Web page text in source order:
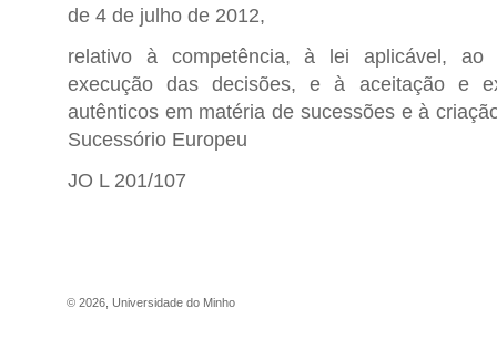
de 4 de julho de 2012,
relativo à competência, à lei aplicável, ao
execução das decisões, e à aceitação e
autênticos em matéria de sucessões e à
Sucessório Europeu
JO L 201/107
© 2026 Universidade do Minho